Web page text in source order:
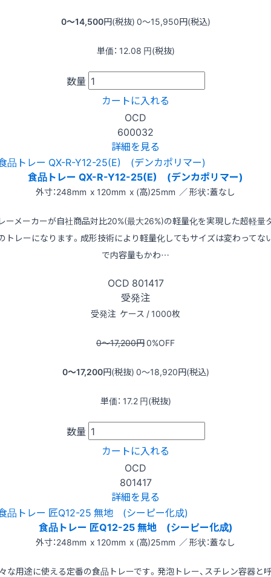
0〜14,500円(税抜) 0〜15,950円(税込)
単価： 12.08 円(税抜)
数量
カートに入れる
OCD
600032
詳細を見る
食品トレー QX-R-Y12-25(E) (デンカポリマー)
外寸：248mm x 120mm x (高)25mm ／ 形状：蓋なし
ーメーカーが自社商品対比20%(最大26%)の軽量化を実現した超軽量
トレーになります。成形技術により軽量化してもサイズは変わってな
で内容量もかわ…
OCD 801417
受発注
受発注 ケース / 1000枚
0〜17,200円0%OFF
0〜17,200円(税抜) 0〜18,920円(税込)
単価： 17.2 円(税抜)
数量
カートに入れる
OCD
801417
詳細を見る
食品トレー 匠Q12-25 無地 (シーピー化成)
外寸：248mm x 120mm x (高)25mm ／ 形状：蓋なし
な用途に使える定番の食品トレーです。発泡トレー、スチレン容器と